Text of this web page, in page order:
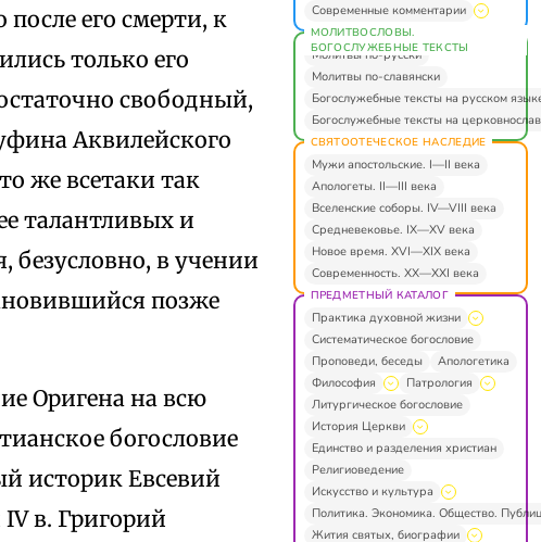
его смерти, к
только его
свободный,
Аквилейского
же всетаки так
талантливых и
безусловно, в учении
позже
Оригена на всю
богословие
историк Евсевий
в. Григорий
Современные комментарии
МОЛИТВОСЛОВЫ.
БОГОСЛУЖЕБНЫЕ ТЕКСТЫ
Молитвы по-русски
Молитвы по-славянски
Богослужебные тексты на русском
Богослужебные тексты на
СВЯТООТЕЧЕСКОЕ НАСЛЕДИЕ
Мужи апостольские. I—II века
Апологеты. II—III века
Вселенские соборы. IV—VIII века
Средневековье. IX—XV века
Новое время. XVI—XIX века
Современность. XX—XXI века
ПРЕДМЕТНЫЙ КАТАЛОГ
Практика духовной жизни
Систематическое богословие
Проповеди, беседы
Апологетика
Философия
Патрология
Литургическое богословие
История Церкви
Единство и разделения христиан
Религиоведение
Искусство и культура
Политика. Экономика. Общество.
Жития святых, биографии